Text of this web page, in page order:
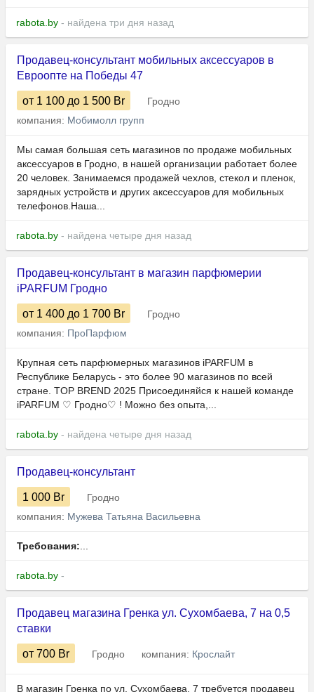
rabota.by - найдена три дня назад
Продавец-консультант мобильных аксессуаров в
Евроопте на Победы 47
от 1 100 до 1 500 Br
Гродно
компания: Мобимолл групп
Мы самая большая сеть магазинов по продаже мобильных
аксессуаров в Гродно, в нашей организации работает более
20 человек. Занимаемся продажей чехлов, стекол и пленок,
зарядных устройств и других аксессуаров для мобильных
телефонов.Наша...
rabota.by - найдена четыре дня назад
Продавец-консультант в магазин парфюмерии
iPARFUM Гродно
от 1 400 до 1 700 Br
Гродно
компания: ПроПарфюм
Крупная сеть парфюмерных магазинов iPARFUM в
Республике Беларусь - это более 90 магазинов по всей
стране. TOP BREND 2025 Присоединяйся к нашей команде
iPARFUM ♡ Гродно♡ ! Можно без опыта,...
rabota.by - найдена четыре дня назад
Продавец-консультант
1 000 Br
Гродно
компания: Мужева Татьяна Васильевна
Требования:...
rabota.by -
Продавец магазина Гренка ул. Сухомбаева, 7 на 0,5
ставки
от 700 Br Гродно компания: Крослайт
В магазин Гренка по ул. Сухомбаева, 7 требуется продавец